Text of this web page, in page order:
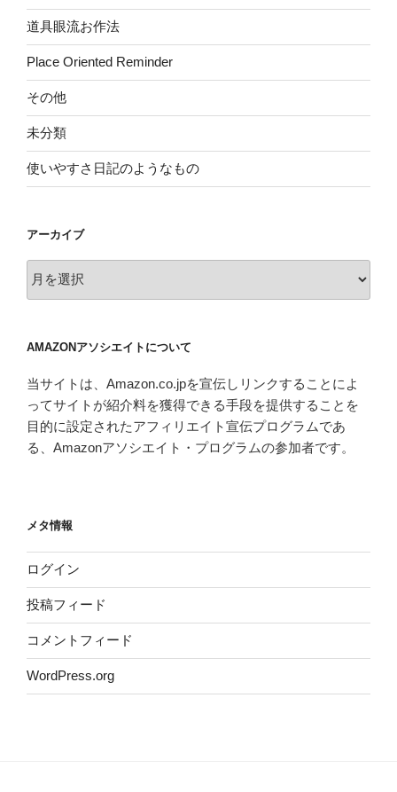
道具眼流お作法
Place Oriented Reminder
その他
未分類
使いやすさ日記のようなもの
アーカイブ
ー
ブ
AMAZONアソシエイトについて
当サイトは、Amazon.co.jpを宣伝しリンクすることによ
ってサイトが紹介料を獲得できる手段を提供することを
目的に設定されたアフィリエイト宣伝プログラムであ
る、Amazonアソシエイト・プログラムの参加者です。
メタ情報
ログイン
投稿フィード
コメントフィード
WordPress.org